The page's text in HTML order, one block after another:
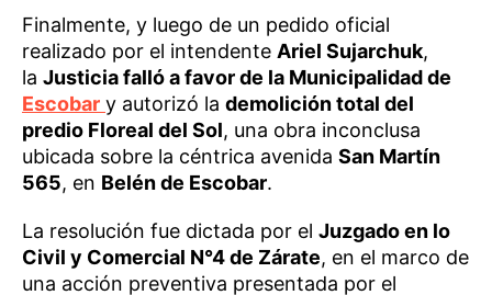
Finalmente, y luego de un pedido oficial
realizado por el intendente Ariel Sujarchuk,
la Justicia falló a favor de la Municipalidad de
Escobar y autorizó la demolición total del
predio Floreal del Sol, una obra inconclusa
ubicada sobre la céntrica avenida San Martín
565, en Belén de Escobar.
La resolución fue dictada por el Juzgado en lo
Civil y Comercial N°4 de Zárate, en el marco de
una acción preventiva presentada por el